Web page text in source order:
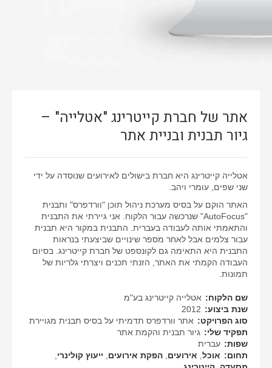
אתר של חברת קייטרינג "אטלייה" –
גיור תבנית ובניית אתר
אטלייה קייטרינג היא חברת בישולים לאירועים שנוסדה על ידי
שני שפים, עומרי ויהב.
האתר הוקם על בסיס מערכת ניהול תוכן "וורדפרס" ותבנית
"AutoFocus" שנרכשה עבור הלקוח. אני גיירתי את התבנית
והתאמתי אותה לעבודה בעברית. התבנית במקור היא תבנית
עבור צלמים אבל לאחר מספר שינויים שביצעתי בנראות
התבנית היא התאימה גם לקונספט של חברת קייטרינג. בסיום
העבודה הקמתי את האתר, הזנתי תכנים ויצרתי גלריות של
תמונות.
שם הלקוח: אטלייה קייטרינג בע"מ
שנת ביצוע:
סוג הפרויקט: אתר וורדפרס תדמיתי על בסיס תבנית מגויירת
תפקיד שלי: גיור תבנית והקמת אתר
שפות: עברית
תחום: אוכל, אירועים, הפקת אירועים, ייעוץ קולינרי,